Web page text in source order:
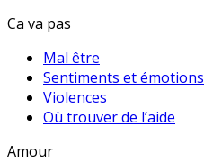
Ca va pas
Mal être
Sentiments et émotions
Violences
Où trouver de l’aide
Amour